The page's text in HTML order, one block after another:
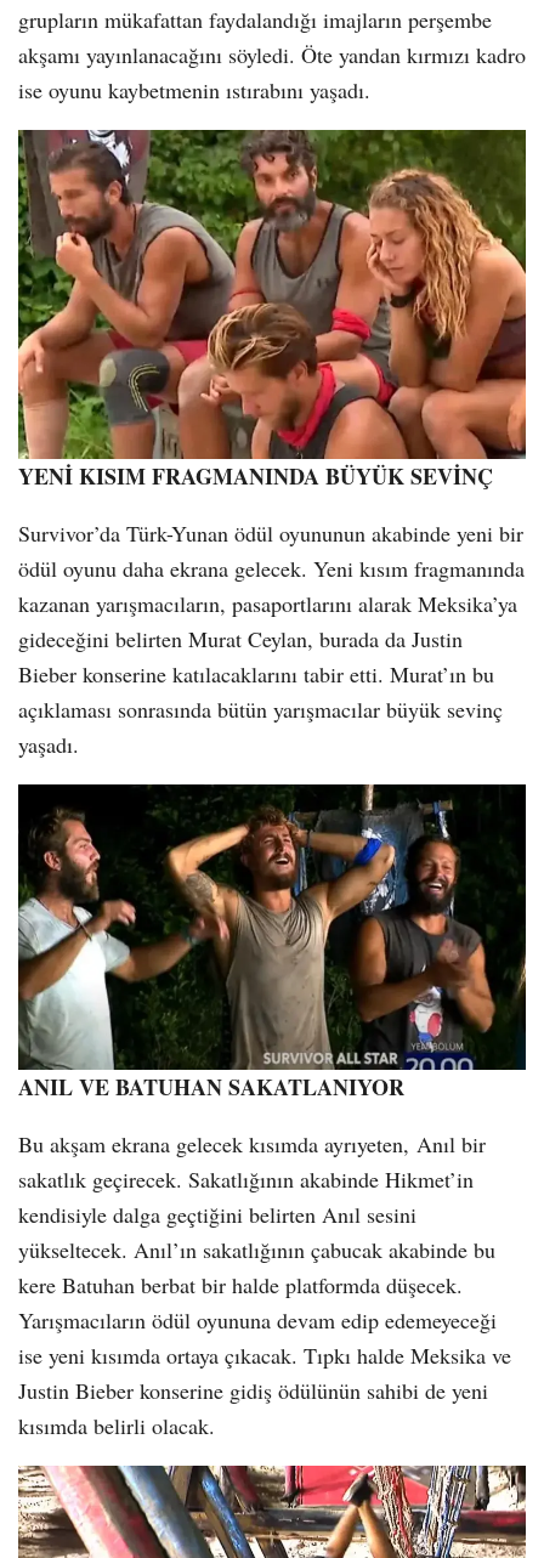
grupların mükafattan faydalandığı imajların perşembe
akşamı yayınlanacağını söyledi. Öte yandan kırmızı kadro
ise oyunu kaybetmenin ıstırabını yaşadı.
YENİ KISIM FRAGMANINDA BÜYÜK SEVİNÇ
Survivor’da Türk-Yunan ödül oyununun akabinde yeni bir
ödül oyunu daha ekrana gelecek. Yeni kısım fragmanında
kazanan yarışmacıların, pasaportlarını alarak Meksika’ya
gideceğini belirten Murat Ceylan, burada da Justin
Bieber konserine katılacaklarını tabir etti. Murat’ın bu
açıklaması sonrasında bütün yarışmacılar büyük sevinç
yaşadı.
ANIL VE BATUHAN SAKATLANIYOR
Bu akşam ekrana gelecek kısımda ayrıyeten, Anıl bir
sakatlık geçirecek. Sakatlığının akabinde Hikmet’in
kendisiyle dalga geçtiğini belirten Anıl sesini
yükseltecek. Anıl’ın sakatlığının çabucak akabinde bu
kere Batuhan berbat bir halde platformda düşecek.
Yarışmacıların ödül oyununa devam edip edemeyeceği
ise yeni kısımda ortaya çıkacak. Tıpkı halde Meksika ve
Justin Bieber konserine gidiş ödülünün sahibi de yeni
kısımda belirli olacak.